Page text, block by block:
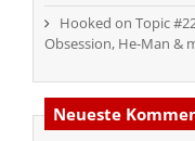
Hooked on Topic
Obsession, He-Man &
Neueste